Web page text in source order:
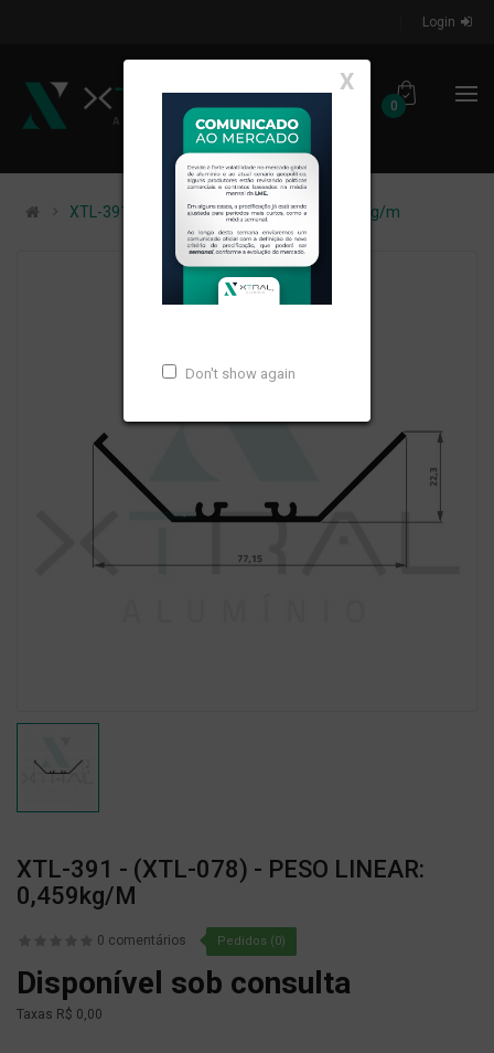
Login
0
X
Don't show again
XTL-391 - (XTL-078) - PESO LINEAR: 0,459kg/m
XTL-391 - (XTL-078) - PESO LINEAR:
0,459kg/m
0 comentários Pedidos (0)
Disponível sob consulta
Taxas R$ 0,00